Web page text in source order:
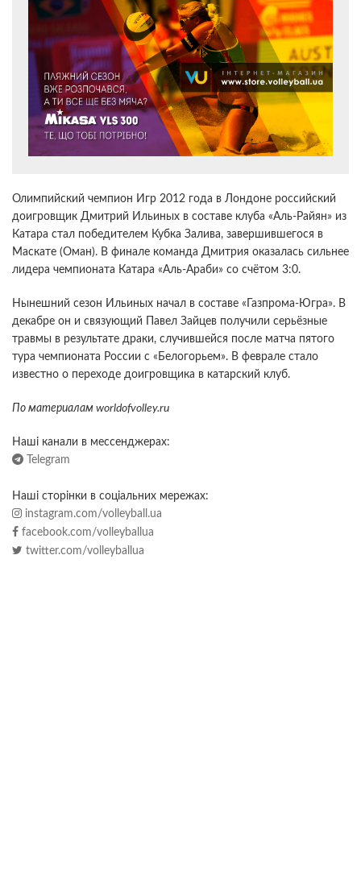
Олимпийский чемпион Игр 2012 года в Лондоне российский
доигровщик Дмитрий Ильиных в составе клуба «Аль-Райян» из
Катара стал победителем Кубка Залива, завершившегося в
Маскате (Оман). В финале команда Дмитрия оказалась сильнее
лидера чемпионата Катара «Аль-Араби» со счётом 3:0.
Нынешний сезон Ильиных начал в составе «Газпрома-Югра». В
декабре он и связующий Павел Зайцев получили серьёзные
травмы в результате драки, случившейся после матча пятого
тура чемпионата России с «Белогорьем». В феврале стало
известно о переходе доигровщика в катарский клуб.
По материалам worldofvolley.ru
Наші канали в мессенджерах:
Telegram
Наші сторінки в соціальних мережах:
instagram.com/volleyball.ua
facebook.com/volleyballua
twitter.com/volleyballua